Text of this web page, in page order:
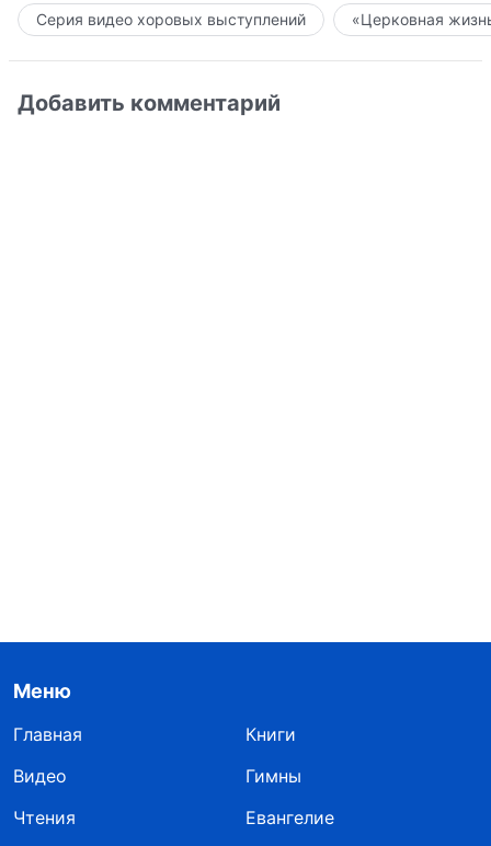
Серия видео хоровых выступлений «Церковная
Добавить комментарий
Меню
Главная
Книги
Видео
Гимны
Чтения
Евангелие